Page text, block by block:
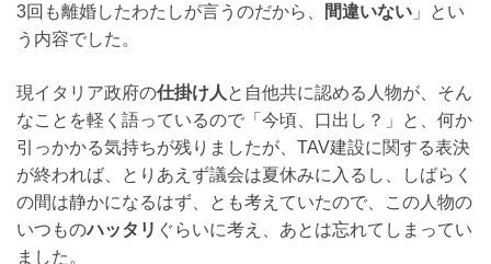
3回も離婚したわたしが言うのだから、
間違いない 」とい
う内容でした。
現イタリア政府の仕掛け人 と自他共に認める人物が、そん
なことを軽く語っているので「今頃、口出し？」と、何か
引っかかる気持ちが残りましたが、TAV建設に関する表決
が終われば、とりあえず議会は夏休みに入るし、しばらく
の間は静かになるはず、とも考えていたので、この人物の
いつものハッタリ ぐらいに考え、あとは忘れてしまってい
ました。